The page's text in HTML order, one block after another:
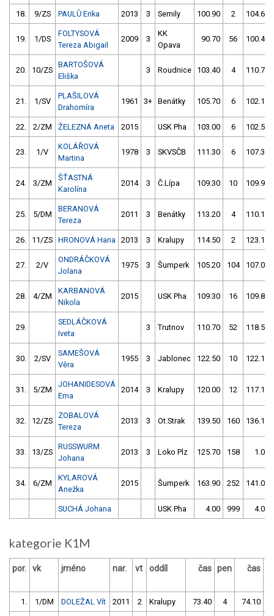
18. 9/ZS PAULŮ Erika 2013 3 Semily 100.90 2 104.60
19. 1/DS
FOLTYSOVÁ
Tereza Abigail
2009 3
KK
Opava
90.70 56 100.40
20. 10/ZS
BARTOŠOVÁ
Eliška
3 Roudnice 103.40 4 110.70
21. 1/SV
PLAŠILOVÁ
Drahomíra
1961 3+ Benátky 105.70 6 102.10
22. 2/ZM ŽELEZNÁ Aneta 2015 USK Pha 103.00 6 102.50
23. 1/V
KOLÁŘOVÁ
Martina
1978 3 SKVSČB 111.30 6 107.30
24. 3/ZM
ŠŤASTNÁ
Karolína
2014 3 Č.Lípa 109.30 10 109.90
25. 5/DM
BERANOVÁ
Tereza
2011 3 Benátky 113.20 4 110.10
26. 11/ZS HRONOVÁ Hana 2013 3 Kralupy 114.50 2 123.10
27. 2/V
ONDRÁČKOVÁ
Jolana
1975 3 Šumperk 105.20 104 107.00
28. 4/ZM
KARBANOVÁ
Nikola
2015 USK Pha 109.30 16 109.80
29.
SEDLÁČKOVÁ
Iveta
3 Trutnov 110.70 52 118.50
30. 2/SV
SAMEŠOVÁ
Věra
1955 3 Jablonec 122.50 10 122.10
31. 5/ZM
JOHANIDESOVÁ
Ema
2014 3 Kralupy 120.00 12 117.10
32. 12/ZS
ZOBALOVÁ
Tereza
2013 3 Ot.Strak 139.50 160 136.10
33. 13/ZS
RUSSWURM
Johana
2013 3 Loko Plz 125.70 158 1.00
34. 6/ZM
KYLAROVÁ
Anežka
2015 Šumperk 163.90 252 141.00
SUCHÁ Johana USK Pha 4.00 999 4.00
kategorie K1M
por. vk jméno nar. vt oddíl čas pen čas
1. 1/DM DOLEŽAL Vít 2011 2 Kralupy 73.40 4 74.10